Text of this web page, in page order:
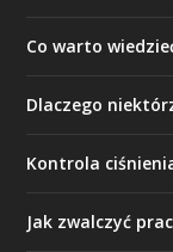
Co warto
Dlaczego
Kontrola
Jak zwalczyć